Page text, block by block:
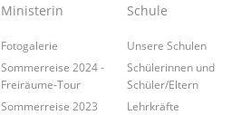
Ministerin
Fotogalerie
Sommerreise 2024 -
Freiräume-Tour
Sommerreise 2023
Schule
Unsere Schulen
Schülerinnen und
Schüler/Eltern
Lehrkräfte